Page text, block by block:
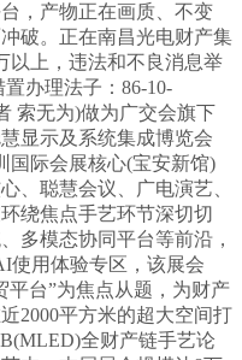
，产物正在画质、不变
破。正在南昌光电财产集
以上，违法和不良消息举
办理法子：86-10-
索无为)做为广交会旗下
显示及系统集成博览会
国际会展核心(宝安新馆)
、聪慧会议、广电演艺、
绕焦点手艺环节深切切
多模态协同平台等前沿，
使用体验专区，该展会
平台”为焦点从题，为财产
2000平方米的超大空间打
全财产链手艺论